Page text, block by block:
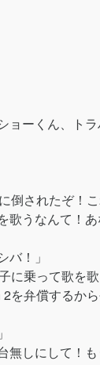
ョーくん、ト
倒されたぞ！こ
歌うなんて！
バ！」
に乗って歌を
を弁償するか
無しにして！も